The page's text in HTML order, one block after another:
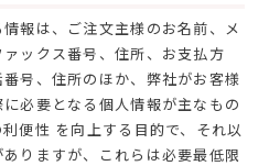
報は、ご注文主様のお名前、メ
ックス番号、住所、お支払方
号、住所のほか、弊社がお客様
必要となる個人情報が主なもの
便性 を向上する目的で、それ以
りますが、これらは必要最低限